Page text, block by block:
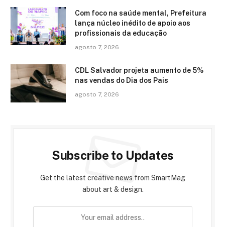
Com foco na saúde mental, Prefeitura
lança núcleo inédito de apoio aos
profissionais da educação
agosto 7, 2026
CDL Salvador projeta aumento de 5%
nas vendas do Dia dos Pais
agosto 7, 2026
Subscribe to Updates
Get the latest creative news from SmartMag
about art & design.